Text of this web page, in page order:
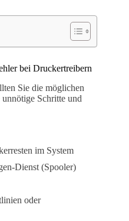
bei Druckertreibern
Sie die möglichen
Schritte und
im System
Dienst (Spooler)
oder